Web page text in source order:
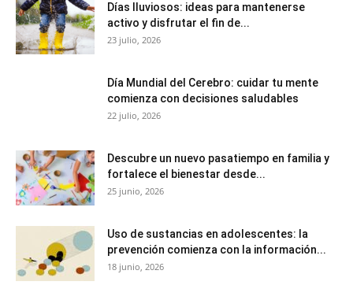
Días lluviosos: ideas para mantenerse
activo y disfrutar el fin de...
23 julio, 2026
Día Mundial del Cerebro: cuidar tu mente
comienza con decisiones saludables
22 julio, 2026
Descubre un nuevo pasatiempo en familia y
fortalece el bienestar desde...
25 junio, 2026
Uso de sustancias en adolescentes: la
prevención comienza con la información...
18 junio, 2026